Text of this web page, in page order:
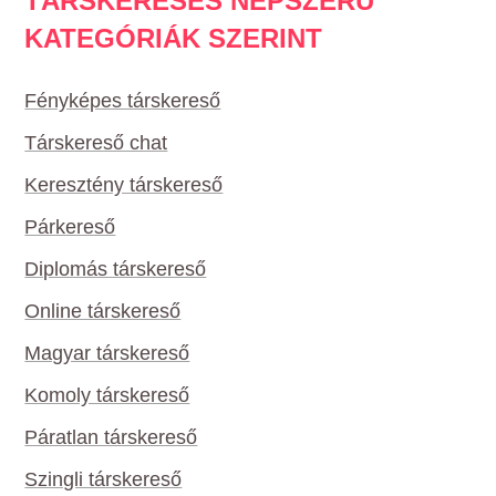
KATEGÓRIÁK SZERINT
Fényképes társkereső
Társkereső chat
Keresztény társkereső
Párkereső
Diplomás társkereső
Online társkereső
Magyar társkereső
Komoly társkereső
Páratlan társkereső
Szingli társkereső